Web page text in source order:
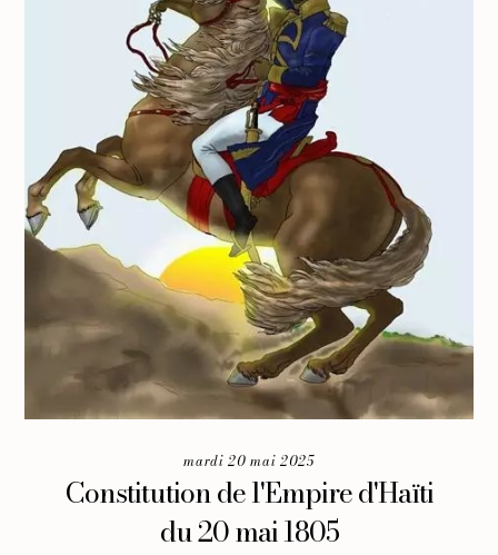
mardi 20 mai 2025
Constitution de l'Empire d'Haïti
du 20 mai 1805